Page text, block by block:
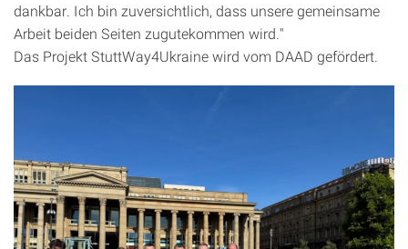
dankbar. Ich bin zuversichtlich, dass unsere gemeinsame
Arbeit beiden Seiten zugutekommen wird."
Das Projekt StuttWay4Ukraine wird vom DAAD gefördert.